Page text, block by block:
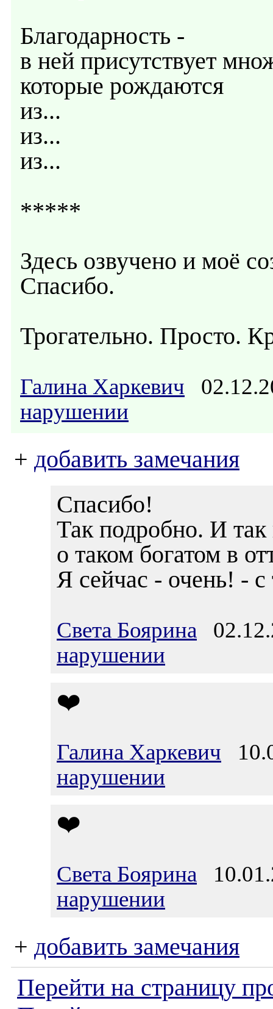
Благодарность -
в ней присутствует
которые рождаются
из...
из...
из...
*****
Здесь озвучено и моё
Спасибо.
Трогательно. Просто.
Галина Харкевич
нарушении
+ добавить замечания
Спасибо!
Так подробно. И
о таком богатом в
Я сейчас - очень! - с
Света Боярина
нарушении
❤️
Галина Харкевич
нарушении
❤️
Света Боярина
нарушении
+ добавить замечания
Перейти на страницу